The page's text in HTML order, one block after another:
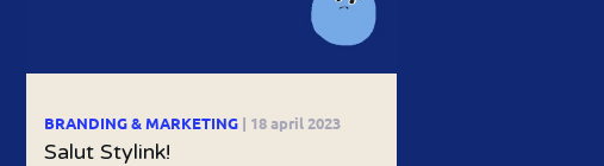
BRANDING & MARKETING | 18 april 2023
Salut Stylink!